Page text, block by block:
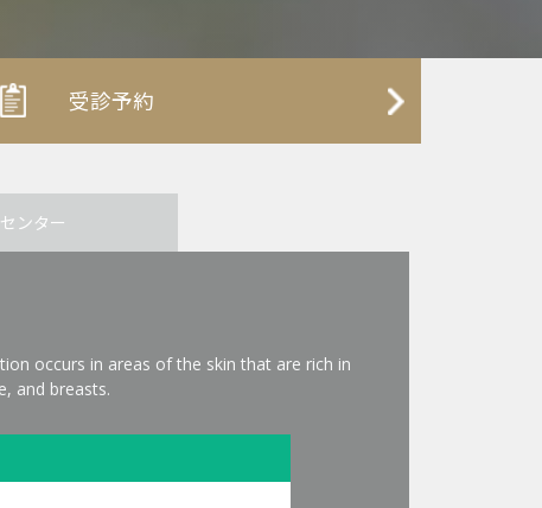
受診予約
センター
occurs in areas of the skin that are rich in
and breasts.